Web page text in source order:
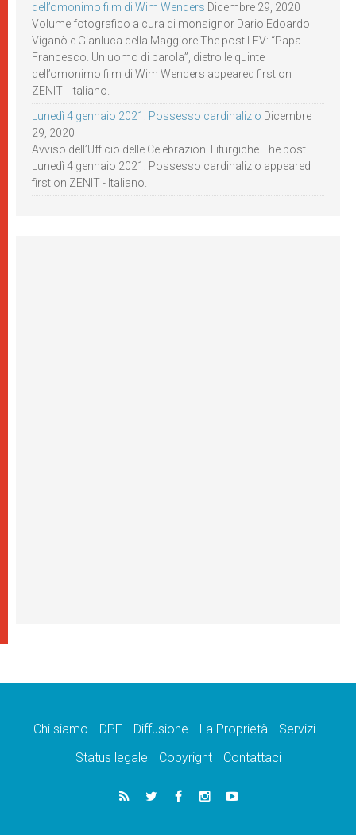
dell’omonimo film di Wim Wenders Dicembre 29, 2020
Volume fotografico a cura di monsignor Dario Edoardo
Viganò e Gianluca della Maggiore The post LEV: “Papa
Francesco. Un uomo di parola”, dietro le quinte
dell’omonimo film di Wim Wenders appeared first on
ZENIT - Italiano.
Lunedì 4 gennaio 2021: Possesso cardinalizio Dicembre
29, 2020
Avviso dell’Ufficio delle Celebrazioni Liturgiche The post
Lunedì 4 gennaio 2021: Possesso cardinalizio appeared
first on ZENIT - Italiano.
Chi siamo DPF Diffusione La Proprietà
Servizi
Status legale
Copyright Contattaci